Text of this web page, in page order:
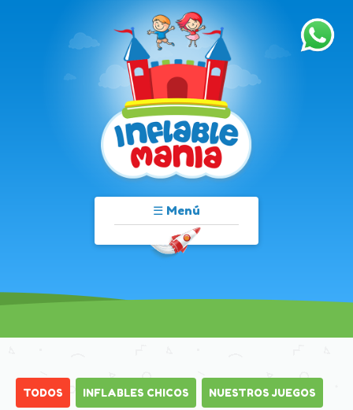
☰ Menú
TODOS INFLABLES CHICOS NUESTROS JUEGOS